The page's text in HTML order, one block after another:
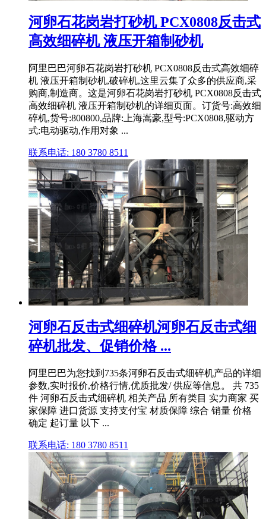
河卵石花岗岩打砂机 PCX0808反击式
高效细碎机 液压开箱制砂机
阿里巴巴河卵石花岗岩打砂机 PCX0808反击式高效细碎
机 液压开箱制砂机,破碎机,这里云集了众多的供应商,采
购商,制造商。这是河卵石花岗岩打砂机 PCX0808反击式
高效细碎机 液压开箱制砂机的详细页面。订货号:高效细
碎机,货号:800800,品牌:上海嵩豪,型号:PCX0808,驱动方
式:电动驱动,作用对象 ...
联系电话: 180 3780 8511
河卵石反击式细碎机河卵石反击式细
碎机批发、促销价格 ...
阿里巴巴为您找到735条河卵石反击式细碎机产品的详细
参数,实时报价,价格行情,优质批发/ 供应等信息。 共 735
件 河卵石反击式细碎机 相关产品 所有类目 实力商家 买
家保障 进口货源 支持支付宝 材质保障 综合 销量 价格
确定 起订量 以下 ...
联系电话: 180 3780 8511